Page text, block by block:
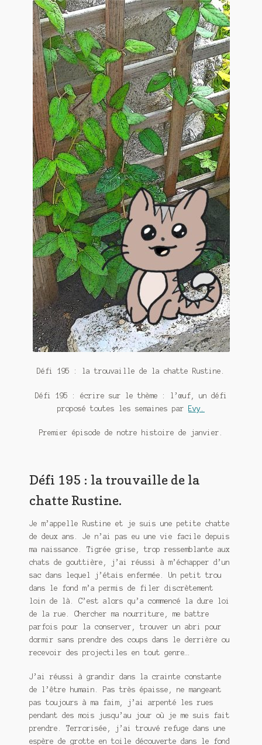
De(s)tracteur réduit au silence
Enlèvement rêvé
Entre père et fils
Il fallait me laisser mourir
La clé du bonheur
Les boules du Père Noël
Liste de tous mes romans
Marre des adultes
Mes romans
Meurtre en alternance
Meurtre sous couverture
Mon admirateur de l’avent
Mon Compte
Sauver ou périr
Défi 195 : la trouvaille de la chatte Rustine.
Défi 195 : écrire sur le thème : l’œuf, un défi
proposé toutes les semaines par Evy.
Premier épisode de notre histoire de janvier.
Défi 195 : la trouvaille de la
chatte Rustine.
Je m’appelle Rustine et je suis une petite chatte
de deux ans. Je n’ai pas eu une vie facile depuis
ma naissance. Tigrée grise, trop ressemblante aux
chats de gouttière, j’ai réussi à m’échapper d’un
sac dans lequel j’étais enfermée. Un petit trou
dans le fond m’a permis de filer discrètement
loin de là. C’est alors qu’a commencé la dure loi
de la rue. Chercher ma nourriture, me battre
parfois pour la conserver, trouver un abri pour
dormir sans prendre des coups dans le derrière ou
recevoir des projectiles en tout genre…
J’ai réussi à grandir dans la crainte constante
de l’être humain. Pas très épaisse, ne mangeant
pas toujours à ma faim, j’ai arpenté les rues
pendant des mois jusqu’au jour où je me suis fait
prendre. Terrorisée, j’ai trouvé refuge dans une
espère de grotte en toile découverte dans le fond